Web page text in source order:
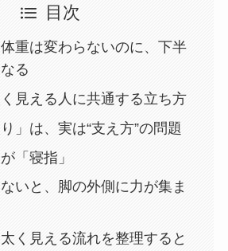
目次
重は変わらないのに、下半
る
見える人に共通する立ち方
り」は、実は“支え方”の問題
「寝指」
いと、脚の外側に力が集ま
く見える流れを整理すると